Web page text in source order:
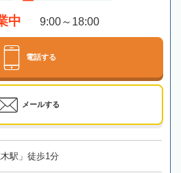
中 9:00～18:00
電話する
メールする
駅」徒歩1分